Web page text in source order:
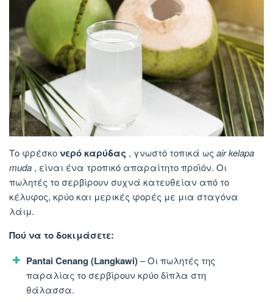
Το φρέσκο​​νερό καρύδας , γνωστό τοπικά ως air kelapa
muda , είναι ένα τροπικό απαραίτητο προϊόν. Οι
πωλητές το σερβίρουν συχνά κατευθείαν από το
κέλυφος, κρύο και μερικές φορές με μια σταγόνα
λάιμ.
Πού να το δοκιμάσετε:
Pantai Cenang (Langkawi)– Οι πωλητές της
παραλίας το σερβίρουν κρύο δίπλα στη
θάλασσα.